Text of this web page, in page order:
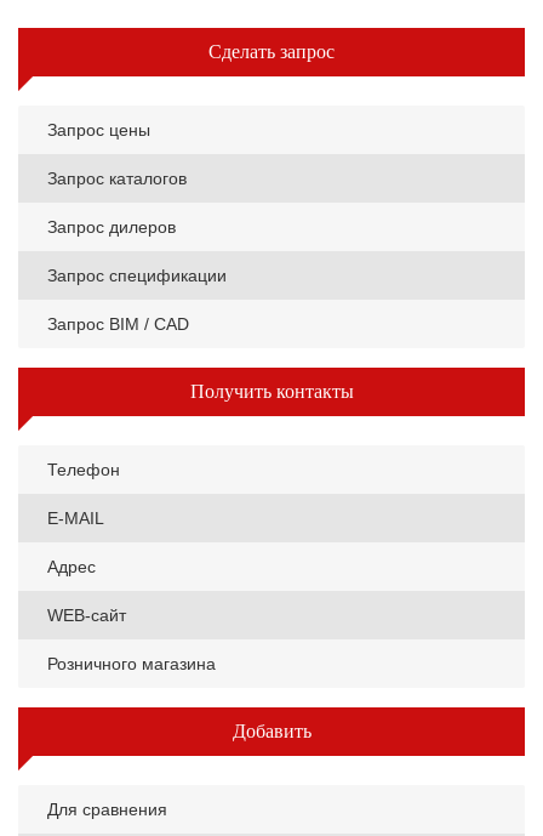
Сделать запрос
Запрос цены
Запрос каталогов
Запрос дилеров
Запрос спецификации
Запрос BIM / CAD
Получить контакты
Телефон
E-MAIL
Адрес
WEB-сайт
Розничного магазина
Добавить
Для сравнения